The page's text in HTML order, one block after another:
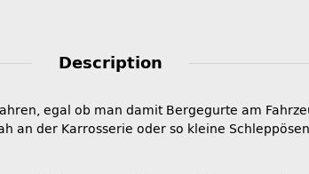
Description
egal ob man damit Bergegurte am
an der Karrosserie oder so kleine